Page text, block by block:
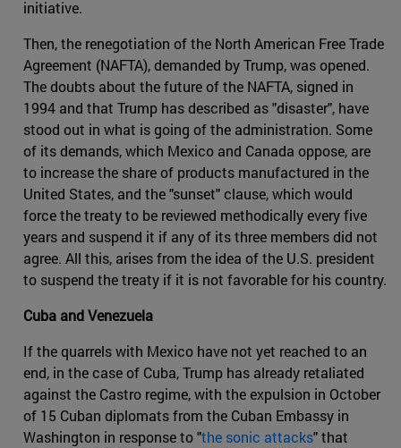
initiative.
Then, the renegotiation of the North American Free Trade
Agreement (NAFTA), demanded by Trump, was opened.
The doubts about the future of the NAFTA, signed in
1994 and that Trump has described as "disaster", have
stood out in what is going of the administration. Some
of its demands, which Mexico and Canada oppose, are
to increase the share of products manufactured in the
United States, and the "sunset" clause, which would
force the treaty to be reviewed methodically every five
years and suspend it if any of its three members did not
agree. All this, arises from the idea of ​​the U.S. president
to suspend the treaty if it is not favorable for his country.
Cuba and Venezuela
If the quarrels with Mexico have not yet reached to an
end, in the case of Cuba, Trump has already retaliated
against the Castro regime, with the expulsion in October
of 15 Cuban diplomats from the Cuban Embassy in
Washington in response to "the sonic attacks" that